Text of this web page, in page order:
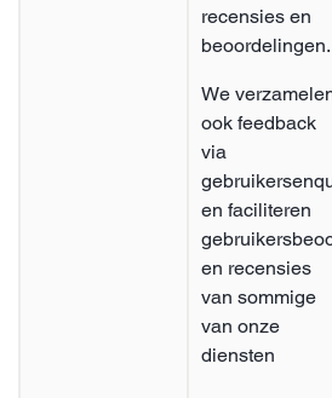
recensies en
beoordelingen.
We
ook feedback
via
en faciliteren
en recensies
van sommige
van onze
diensten